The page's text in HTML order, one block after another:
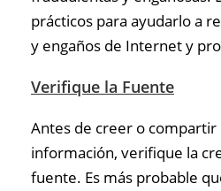
prácticos para ayudarlo a
y engaños de Internet y
Verifique la Fuente
Antes de creer o compartir
información, verifique la
fuente. Es más probable